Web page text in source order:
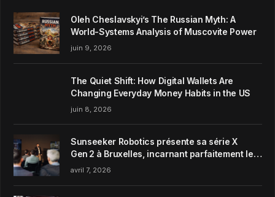
Oleh Cheslavskyi’s The Russian Myth: A
World-Systems Analysis of Muscovite Power
juin 9, 2026
The Quiet Shift: How Digital Wallets Are
Changing Everyday Money Habits in the US
juin 8, 2026
Sunseeker Robotics présente sa série X
Gen 2 à Bruxelles, incarnant parfaitement le
concept de Garden Harmony de la marque
avril 7, 2026